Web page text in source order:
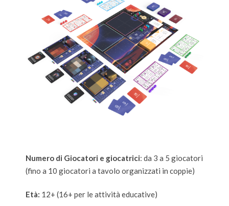
Numero di Giocatori e giocatrici: da 3 a 5 giocatori
(fino a 10 giocatori a tavolo organizzati in coppie)
Età: 12+ (16+ per le attività educative)